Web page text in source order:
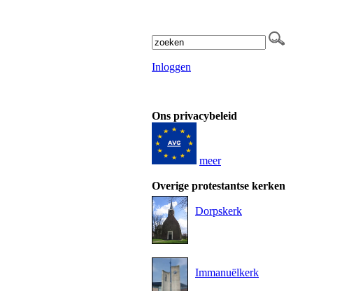
Inloggen
Ons privacybeleid
meer
Overige protestantse kerken
Dorpskerk
Immanuëlkerk